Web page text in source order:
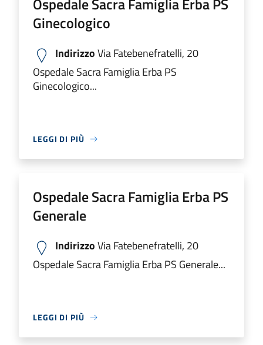
Ginecologico
IndirizzoVia Fatebenefratelli, 20
Ospedale Sacra Famiglia Erba PS
Ginecologico...
LEGGI DI PIÙ
Ospedale Sacra Famiglia Erba PS
Generale
IndirizzoVia Fatebenefratelli, 20
Ospedale Sacra Famiglia Erba PS Generale...
LEGGI DI PIÙ